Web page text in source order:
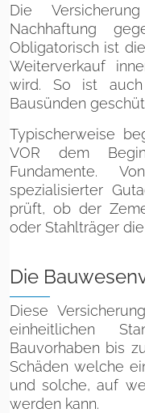
Die
Nachhaftung
Obligatorisch ist
Weiterverkauf
wird. So ist
Bausünden
Typischerweise
VOR dem
Fundamente.
spezialisierter
prüft, ob der
oder Stahlträger
Die
Diese
einheitlichen
Bauvorhaben bis
Schäden welche
und solche, auf
werden kann.